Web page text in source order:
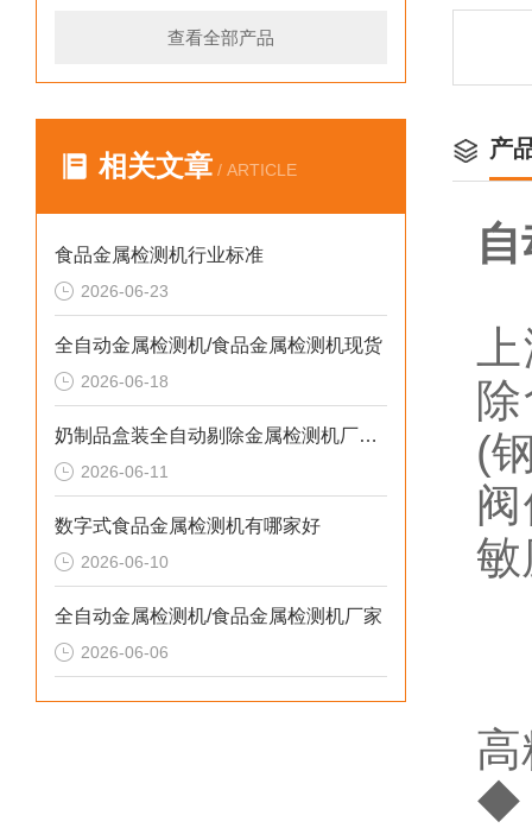
查看全部产品
相关文章 / ARTICLE
食品金属检测机行业标准
2026-06-23
全自动金属检测机/食品金属检测机现货
2026-06-18
奶制品盒装全自动剔除金属检测机厂家生产
2026-06-11
数字式食品金属检测机有哪家好
2026-06-10
全自动金属检测机/食品金属检测机厂家
2026-06-06
产
(
敏
◆